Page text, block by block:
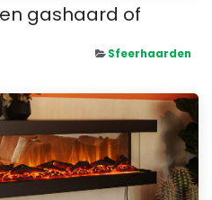
gashaard of
Sfeerhaarden